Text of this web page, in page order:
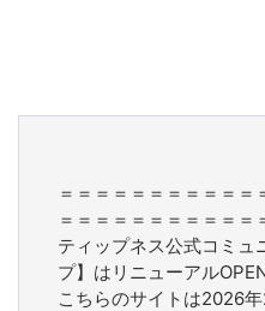
＝＝＝＝＝＝＝＝＝＝＝
＝＝＝＝＝＝＝＝＝＝＝
ティップネス公式コミュ
プ】はリニューアル
こちらのサイトは2026